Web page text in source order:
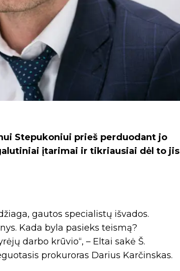
Stepukoniui prieš perduodant jo
įtarimai ir tikriausiai dėl to jis
gautos specialistų išvados.
Kada byla pasieks teismą?
darbo krūvio“, – Eltai sakė Š.
prokuroras Darius Karčinskas.